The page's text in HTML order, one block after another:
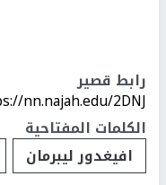
رابط قصير
nn.najah.edu/2DNJ/
الكلمات المفتاحية
افيغدور ليبرمان